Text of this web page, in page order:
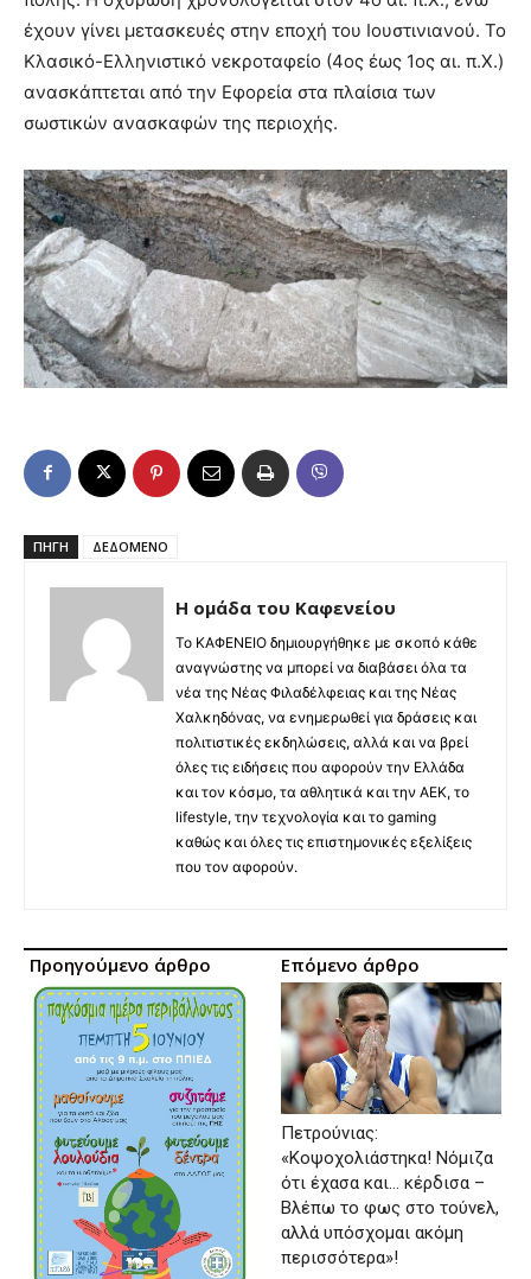
έχουν γίνει μετασκευές στην εποχή του Ιουστινιανού. Το
Κλασικό-Ελληνιστικό νεκροταφείο (4ος έως 1ος αι. π.Χ.)
ανασκάπτεται από την Εφορεία στα πλαίσια των
σωστικών ανασκαφών της περιοχής.
ΠΗΓΉ ΔΕΔΟΜΕΝΟ
Η ομάδα του Καφενείου
Το ΚΑΦΕΝΕΙΟ δημιουργήθηκε με σκοπό κάθε
αναγνώστης να μπορεί να διαβάσει όλα τα
νέα της Νέας Φιλαδέλφειας και της Νέας
Χαλκηδόνας, να ενημερωθεί για δράσεις και
πολιτιστικές εκδηλώσεις, αλλά και να βρεί
όλες τις ειδήσεις που αφορούν την Ελλάδα
και τον κόσμο, τα αθλητικά και την ΑΕΚ, το
lifestyle, την τεχνολογία και το gaming
καθώς και όλες τις επιστημονικές εξελίξεις
που τον αφορούν.
Προηγούμενο άρθρο Επόμενο άρθρο
Πετρούνιας:
«Κοψοχολιάστηκα! Νόμιζα
ότι έχασα και… κέρδισα –
Βλέπω το φως στο τούνελ,
αλλά υπόσχομαι ακόμη
περισσότερα»!